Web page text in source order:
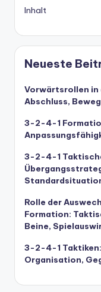
Inhalt
Neueste
Vorwärtsrollen
Abschluss,
3-2-4-1
3-2-4-1
Rolle der
Formation:
Beine,
3-2-4-1
Organisation,